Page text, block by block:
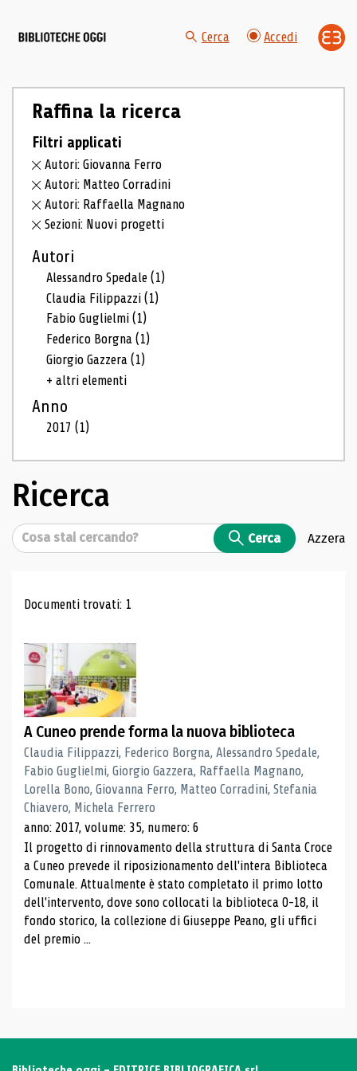
Cerca Accedi
Raffina la ricerca
Filtri applicati
Autori: Giovanna Ferro
Autori: Matteo Corradini
Autori: Raffaella Magnano
Sezioni: Nuovi progetti
Autori
Alessandro Spedale(1)
Claudia Filippazzi(1)
Fabio Guglielmi(1)
Federico Borgna(1)
Giorgio Gazzera(1)
+ altri elementi
Anno
2017(1)
Ricerca
Cerca Cerca Azzera
Risultati di ricerca
Documenti trovati: 1
A Cuneo prende forma la nuova biblioteca
Claudia Filippazzi, Federico Borgna, Alessandro Spedale,
Fabio Guglielmi, Giorgio Gazzera, Raffaella Magnano,
Lorella Bono, Giovanna Ferro, Matteo Corradini, Stefania
Chiavero, Michela Ferrero
anno: 2017, volume: 35, numero: 6
Il progetto di rinnovamento della struttura di Santa Croce
a Cuneo prevede il riposizionamento dell'intera Biblioteca
Comunale. Attualmente è stato completato il primo lotto
dell'intervento, dove sono collocati la biblioteca 0-18, il
fondo storico, la collezione di Giuseppe Peano, gli uffici
del premio ...